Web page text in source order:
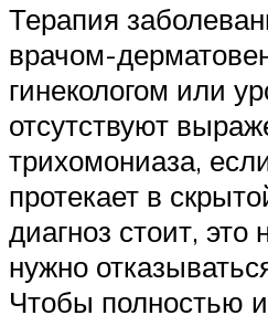
Терапия
врачом-
гинекологом или
отсутствуют
трихомониаза,
протекает в
диагноз стоит, это
нужно
Чтобы полностью